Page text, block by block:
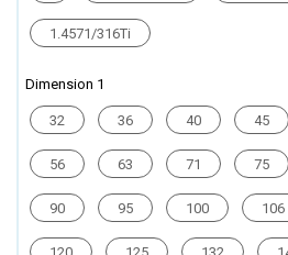
1.4571/316Ti
Dimension 1
32 36 40 45
56 63 71 75
90 95 100 106